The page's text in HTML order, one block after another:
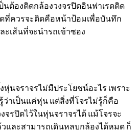
นต้องติดกล้องวงจรปิดอินฟาเรดติด
ที่ควรจะติดคือหน้าป้อมเพื่อบันทึก
เส้นที่จะนำรถเข้าซอง
จราจรไม่มีประโยชน์อะไร เพราะ
ว่าเป็นแค่หุ่น แต่สิ่งที่โจรไม่รู้ก็คือ
รปิดไว้ในหุ่นจราจรได้ แม้โจรจะ
และสามารถเดินหลบกล้องได้หมด ก็